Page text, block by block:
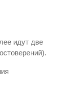
идут две